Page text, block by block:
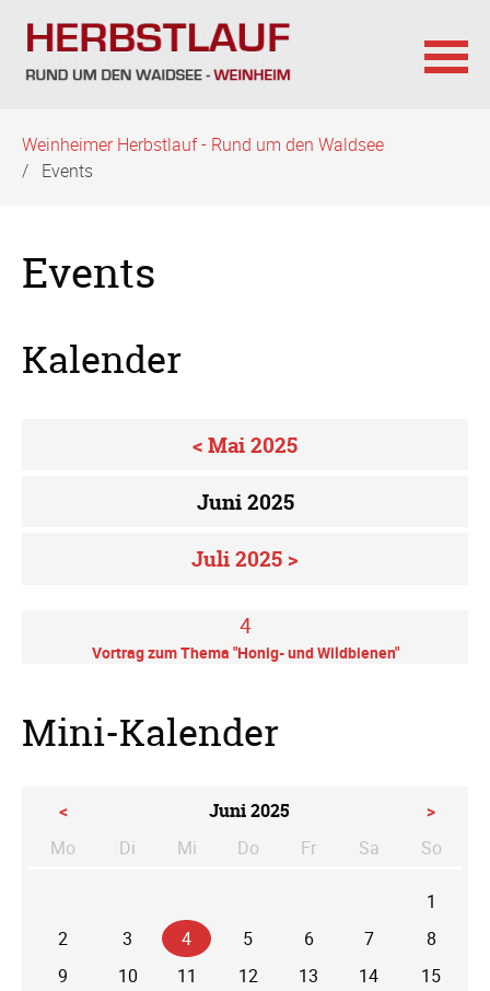
überspringen
Weinheimer Herbstlauf - Rund um den Waldsee
Events
Events
Kalender
< Mai 2025
Juni 2025
Juli 2025 >
4
Vortrag zum Thema "Honig- und Wildbienen"
Mini-Kalender
< Juni 2025
>
Mo
Di enstag
Mi ttwoch
Do nnerstag
Fr Sa mstagSo
1
2
3 4 5 6 7
8
9
10 11 12 13 14
15